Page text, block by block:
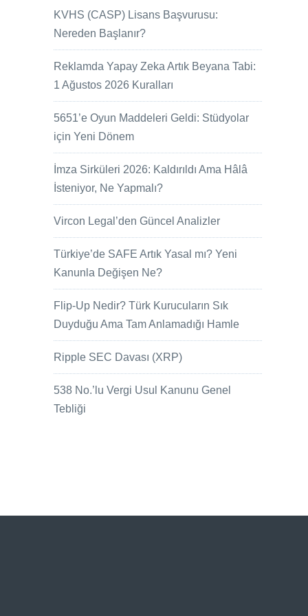
KVHS (CASP) Lisans Başvurusu:
Nereden Başlanır?
Reklamda Yapay Zeka Artık Beyana Tabi:
1 Ağustos 2026 Kuralları
5651’e Oyun Maddeleri Geldi: Stüdyolar
için Yeni Dönem
İmza Sirküleri 2026: Kaldırıldı Ama Hâlâ
İsteniyor, Ne Yapmalı?
Vircon Legal’den Güncel Analizler
Türkiye’de SAFE Artık Yasal mı? Yeni
Kanunla Değişen Ne?
Flip-Up Nedir? Türk Kurucuların Sık
Duyduğu Ama Tam Anlamadığı Hamle
Ripple SEC Davası (XRP)
538 No.’lu Vergi Usul Kanunu Genel
Tebliği